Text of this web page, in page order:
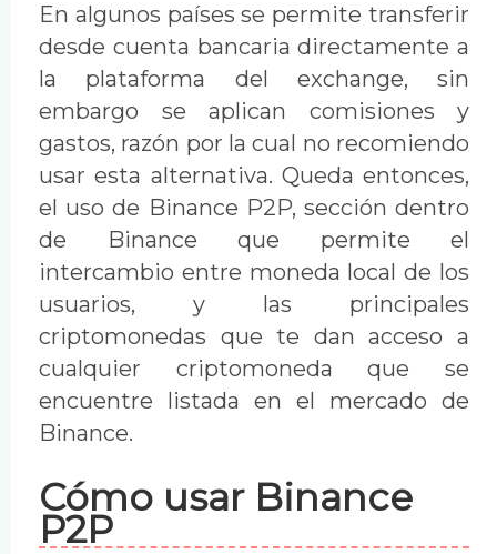
En algunos países se permite transferir
desde cuenta bancaria directamente a
la plataforma del exchange, sin
embargo se aplican comisiones y
gastos, razón por la cual no recomiendo
usar esta alternativa. Queda entonces,
el uso de Binance P2P, sección dentro
de Binance que permite el
intercambio entre moneda local de los
usuarios, y las principales
criptomonedas que te dan acceso a
cualquier criptomoneda que se
encuentre listada en el mercado de
Binance.
Cómo usar Binance
P2P